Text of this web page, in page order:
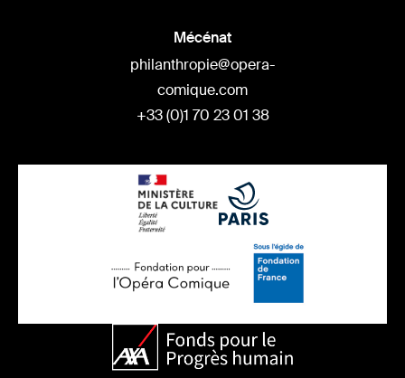
Mécénat
philanthropie@opera-
comique.com
+33 (0)1 70 23 01 38